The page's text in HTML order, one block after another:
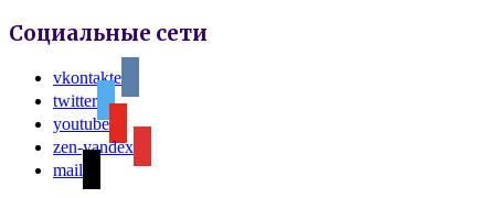
Социальные сети
vkontakte
twitter
youtube
zen-yandex
mail